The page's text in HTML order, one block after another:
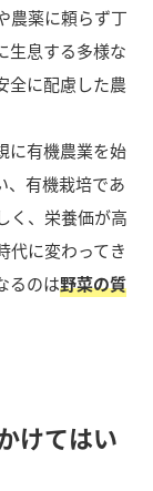
農薬に頼らず丁
生息する多様な
全に配慮した農
に有機農業を始
、有機栽培であ
く、栄養価が高
代に変わってき
るのは野菜の質
けてはい